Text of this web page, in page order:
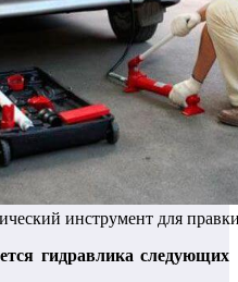
инструмент для
гидравлика следующих